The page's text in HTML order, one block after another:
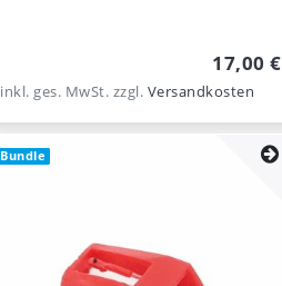
17,00 €
inkl. ges. MwSt. zzgl. Versandkosten
Bundle